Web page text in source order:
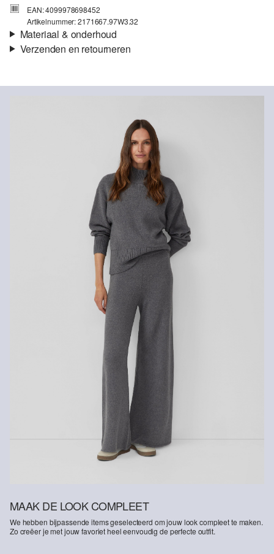
EAN: 4099978698452
Artikelnummer: 2171667.97W3.32
Materiaal & onderhoud
en warm aan de binnenkant
Niet bleken met chloor
Niet geschikt voor de droger
Niet heet strijken
Geen chemische reiniging mogelijk
Speciaal wasprogramma 30 °C
Verzenden en retourneren
Je bestelling wordt binnen 3-5 werkdagen verzonden door Post
Je kunt je artikelen binnen 14 dagen gratis aan ons retourneren.
Als je onze s.Oliver Card hebt, kun je artikelen zelfs binnen 30
dagen gratis retourneren.
MAAK DE LOOK COMPLEET
We hebben bijpassende items geselecteerd om jouw look compleet te maken.
Zo creëer je met jouw favoriet heel eenvoudig de perfecte outfit.